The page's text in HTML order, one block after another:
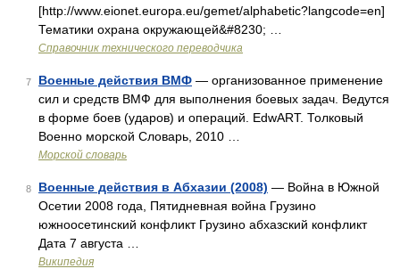
[http://www.eionet.europa.eu/gemet/alphabetic?langcode=en]
Тематики охрана окружающей&#8230; …
Справочник технического переводчика
7 Военные действия ВМФ — организованное применение
сил и средств ВМФ для выполнения боевых задач. Ведутся
в форме боев (ударов) и операций. EdwART. Толковый
Военно морской Словарь, 2010 …
Морской словарь
8 Военные действия в Абхазии (2008) — Война в Южной
Осетии 2008 года, Пятидневная война Грузино
южноосетинский конфликт Грузино абхазский конфликт
Дата 7 августа …
Википедия